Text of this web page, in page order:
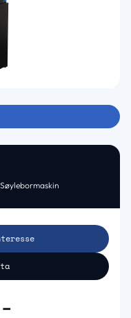
Søylebormaskin